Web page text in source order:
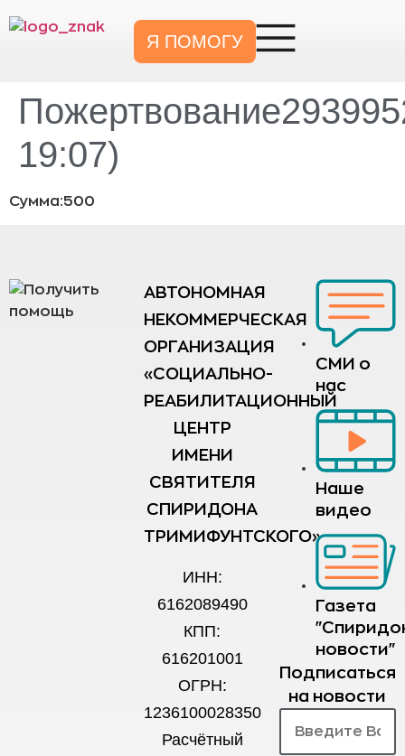
Я ПОМОГУ
19:07)
Сумма:500
АВТОНОМНАЯ
НЕКОММЕРЧЕСКАЯ
ОРГАНИЗАЦИЯ
«СОЦИАЛЬНО-
РЕАБИЛИТАЦИОННЫЙ
ЦЕНТР
ИМЕНИ
СВЯТИТЕЛЯ
СПИРИДОНА
ТРИМИФУНТСКОГО»
ИНН:
6162089490
КПП:
616201001
ОГРН:
1236100028350
Расчётный
СМИ о
нас
Наше
видео
Газета
новости"
Подписаться
на новости